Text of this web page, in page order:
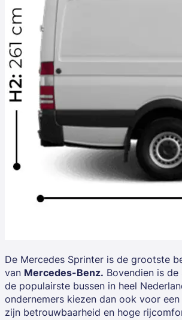
De Mercedes Sprinter is de grootste
van Mercedes-Benz. Bovendien is de
de populairste bussen in heel
ondernemers kiezen dan ook voor
zijn betrouwbaarheid en hoge